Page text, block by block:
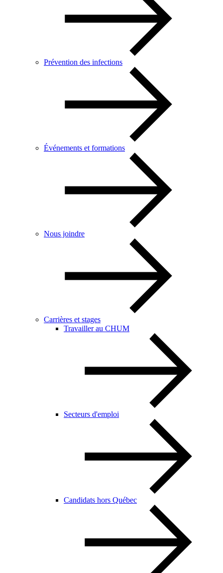
Prévention des infections
Événements et formations
Nous joindre
Carrières et stages
Travailler au CHUM
Secteurs d'emploi
Candidats hors Québec